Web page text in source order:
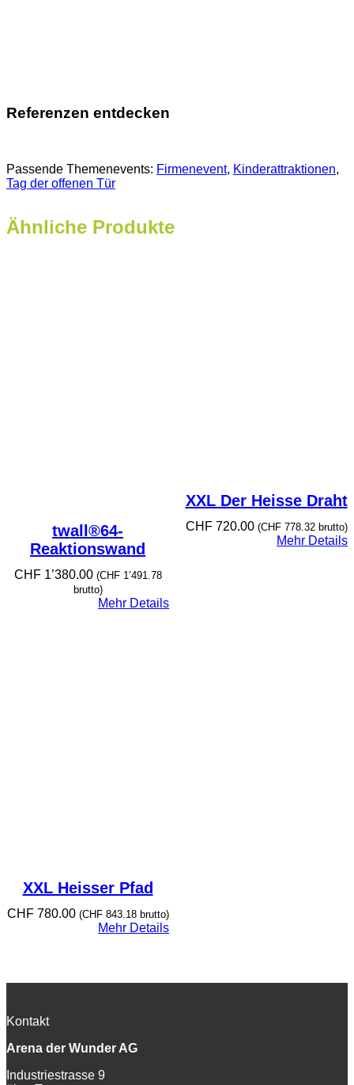
Referenzen entdecken
Passende Themenevents: Firmenevent, Kinderattraktionen
Tag der offenen Tür
Ähnliche Produkte
twall®64-
Reaktionswand
CHF1’380.00 (CHF1’491.78
brutto)
Mehr Details
XXL Der Heisse Draht
CHF720.00 (CHF778.32brutto)
Mehr Details
XXL Heisser Pfad
CHF780.00 (CHF843.18brutto)
Mehr Details
Kontakt
Arena der Wunder AG
Industriestrasse 9